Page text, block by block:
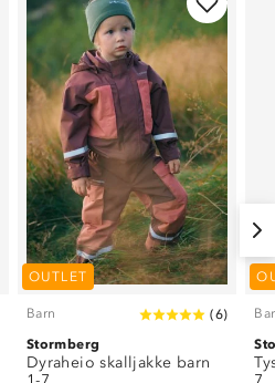
OUTLET
Barn (6)
Stormberg
Dyraheio skalljakke barn